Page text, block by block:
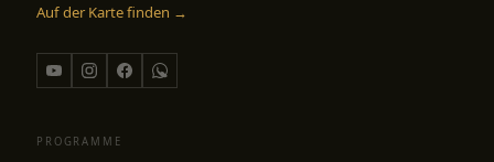
Auf der Karte finden →
PROGRAMME